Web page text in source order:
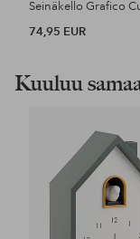
Seinäkello Grafico
74,95 EUR
Kuuluu